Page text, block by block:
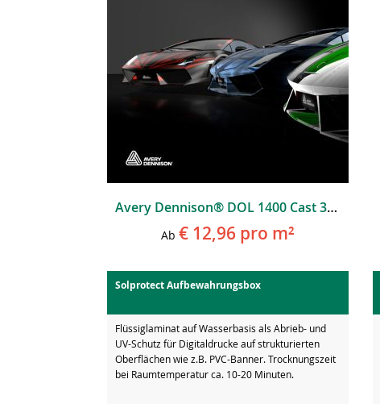
Avery Dennison® DOL 1400 Cast 3D CarWrap Laminat
Ab € 12,96 pro m²
Solprotect Aufbewahrungsbox
Flüssiglaminat auf Wasserbasis als Abrieb- und
UV-Schutz für Digitaldrucke auf strukturierten
Oberflächen wie z.B. PVC-Banner. Trocknungszeit
bei Raumtemperatur ca. 10-20 Minuten.